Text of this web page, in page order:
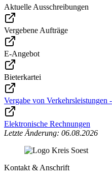
Aktuelle Ausschreibungen
Vergebene Aufträge
E-Angebot
Bieterkartei
Vergabe von
Elektronische Rechnungen
Letzte Änderung: 06.08.2026
Kontakt & Anschrift